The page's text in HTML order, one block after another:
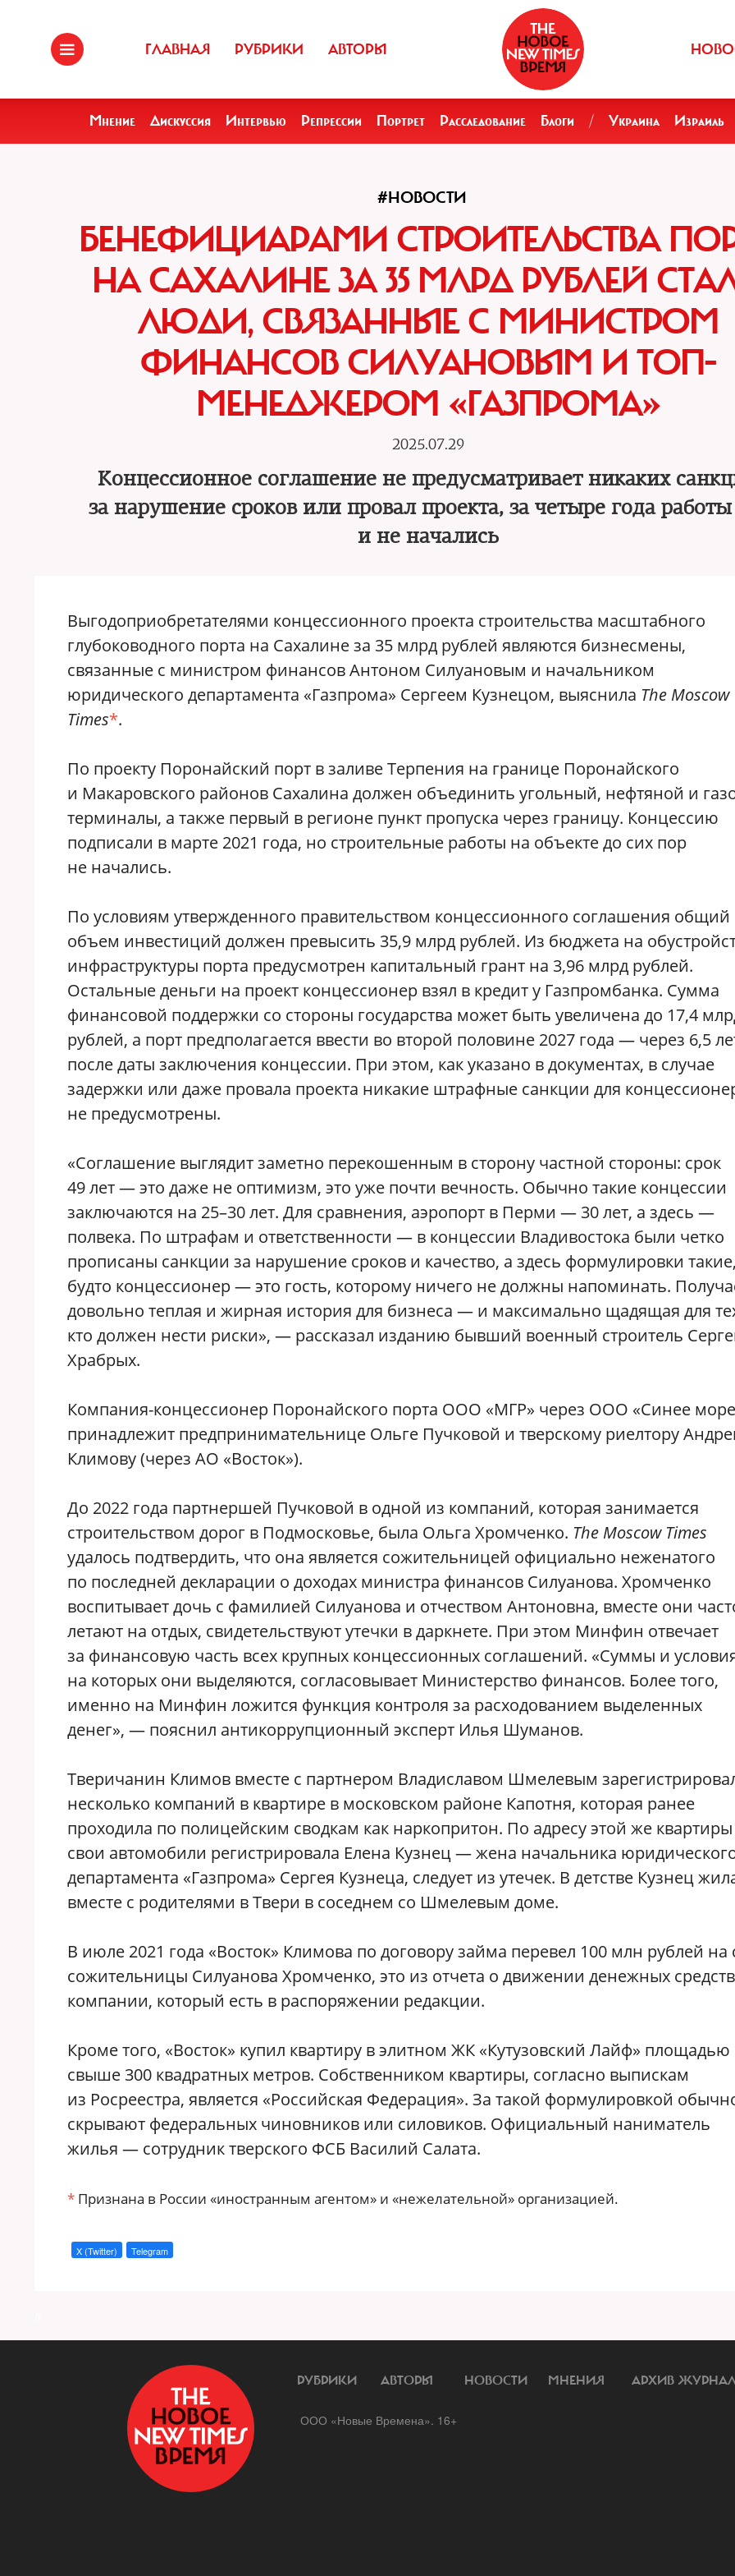
ГЛАВНАЯ РУБРИКИ АВТОРЫ
Мнение Дискуссия Интервью Репрессии Портрет Расследование Блоги / Украина Израиль
#НОВОСТИ
БЕНЕФИЦИАРАМИ СТРОИТЕЛЬСТВА
НА САХАЛИНЕ ЗА 35 МЛРД РУБЛЕЙ
ЛЮДИ, СВЯЗАННЫЕ С МИНИСТРОМ
ФИНАНСОВ СИЛУАНОВЫМ И ТОП-
МЕНЕДЖЕРОМ «ГАЗПРОМА»
2025.07.29
Концессионное соглашение не предусматривает никаких
за нарушение сроков или провал проекта, за четыре года работы
и не начались
Выгодоприобретателями концессионного проекта строительства масштабного
глубоководного порта на Сахалине за 35 млрд рублей являются бизнесмены,
связанные с министром финансов Антоном Силуановым и начальником
юридического департамента «Газпрома» Сергеем Кузнецом, выяснила The Moscow
Times*.
По проекту Поронайский порт в заливе Терпения на границе Поронайского
и Макаровского районов Сахалина должен объединить угольный, нефтяной и
терминалы, а также первый в регионе пункт пропуска через границу. Концессию
подписали в марте 2021 года, но строительные работы на объекте до сих пор
не начались.
По условиям утвержденного правительством концессионного соглашения общий
объем инвестиций должен превысить 35,9 млрд рублей. Из бюджета на
инфраструктуры порта предусмотрен капитальный грант на 3,96 млрд рублей.
Остальные деньги на проект концессионер взял в кредит у Газпромбанка. Сумма
финансовой поддержки со стороны государства может быть увеличена до 17,4
рублей, а порт предполагается ввести во второй половине 2027 года — через 6,5
после даты заключения концессии. При этом, как указано в документах, в случае
задержки или даже провала проекта никакие штрафные санкции для
не предусмотрены.
«Соглашение выглядит заметно перекошенным в сторону частной стороны: срок
49 лет — это даже не оптимизм, это уже почти вечность. Обычно такие концессии
заключаются на 25–30 лет. Для сравнения, аэропорт в Перми — 30 лет, а здесь —
полвека. По штрафам и ответственности — в концессии Владивостока были четко
прописаны санкции за нарушение сроков и качество, а здесь формулировки
будто концессионер — это гость, которому ничего не должны напоминать.
довольно теплая и жирная история для бизнеса — и максимально щадящая для
кто должен нести риски», — рассказал изданию бывший военный строитель
Храбрых.
Компания-концессионер Поронайского порта ООО «МГР» через ООО «Синее
принадлежит предпринимательнице Ольге Пучковой и тверскому риелтору
Климову (через АО «Восток»).
До 2022 года партнершей Пучковой в одной из компаний, которая занимается
строительством дорог в Подмосковье, была Ольга Хромченко. The Moscow Times
удалось подтвердить, что она является сожительницей официально неженатого
по последней декларации о доходах министра финансов Силуанова. Хромченко
воспитывает дочь с фамилией Силуанова и отчеством Антоновна, вместе они
летают на отдых, свидетельствуют утечки в даркнете. При этом Минфин отвечает
за финансовую часть всех крупных концессионных соглашений. «Суммы и
на которых они выделяются, согласовывает Министерство финансов. Более того,
именно на Минфин ложится функция контроля за расходованием выделенных
денег», — пояснил антикоррупционный эксперт Илья Шуманов.
Тверичанин Климов вместе с партнером Владиславом Шмелевым
несколько компаний в квартире в московском районе Капотня, которая ранее
проходила по полицейским сводкам как наркопритон. По адресу этой же квартиры
свои автомобили регистрировала Елена Кузнец — жена начальника
департамента «Газпрома» Сергея Кузнеца, следует из утечек. В детстве Кузнец
вместе с родителями в Твери в соседнем со Шмелевым доме.
В июле 2021 года «Восток» Климова по договору займа перевел 100 млн рублей на
сожительницы Силуанова Хромченко, это из отчета о движении денежных средств
компании, который есть в распоряжении редакции.
Кроме того, «Восток» купил квартиру в элитном ЖК «Кутузовский Лайф» площадью
свыше 300 квадратных метров. Собственником квартиры, согласно выпискам
из Росреестра, является «Российская Федерация». За такой формулировкой
скрывают федеральных чиновников или силовиков. Официальный наниматель
жилья — сотрудник тверского ФСБ Василий Салата.
* Признана в России «иностранным агентом» и «нежелательной» организацией.
X (Twitter) Telegram
РУБРИКИ АВТОРЫ НОВОСТИ МНЕНИЯ АРХИВ
ООО «Новые Времена». 16+